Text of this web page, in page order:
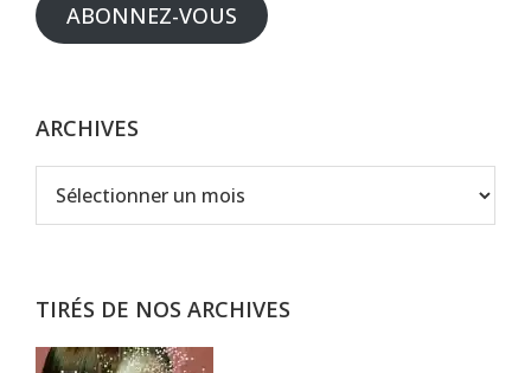
ABONNEZ-VOUS
ARCHIVES
TIRÉS DE NOS ARCHIVES